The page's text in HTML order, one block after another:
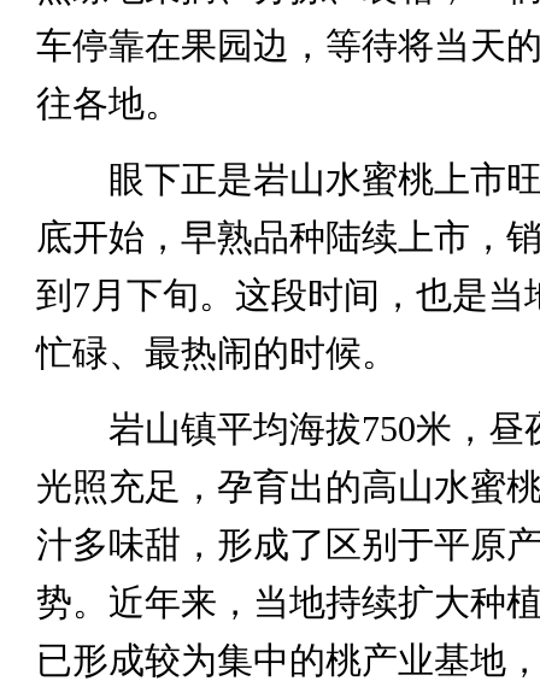
车停靠在果园边，等待将当天
往各地。
眼下正是岩山水蜜桃上市旺
底开始，早熟品种陆续上市，
到7月下旬。这段时间，也是当
忙碌、最热闹的时候。
岩山镇平均海拔750米，昼
光照充足，孕育出的高山水蜜
汁多味甜，形成了区别于平原
势。近年来，当地持续扩大种
已形成较为集中的桃产业基地